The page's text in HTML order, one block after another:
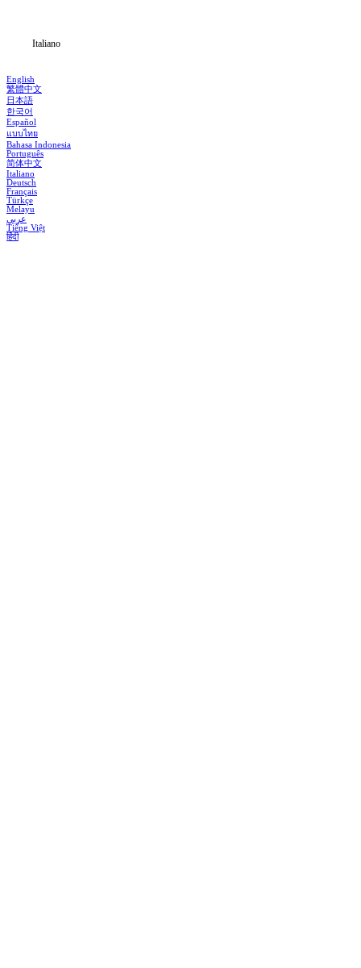
Italiano
English
繁體中文
日本語
한국어
Español
แบบไทย
Bahasa Indonesia
Português
简体中文
Italiano
Deutsch
Français
Türkçe
Melayu
عربي
Tiếng Việt
हिंदी